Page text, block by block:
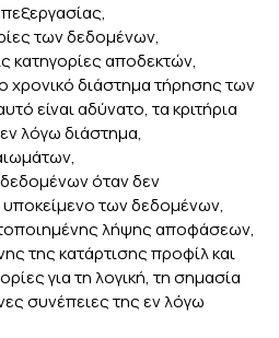
των δεδομένων,
κατηγορίες αποδεκτών,
χρονικό διάστημα τήρησης των
είναι αδύνατο, τα κριτήρια
λόγω διάστημα,
όταν δεν
των δεδομένων,
λήψης αποφάσεων,
της κατάρτισης προφίλ και
για τη λογική, τη σημασία
συνέπειες της εν λόγω